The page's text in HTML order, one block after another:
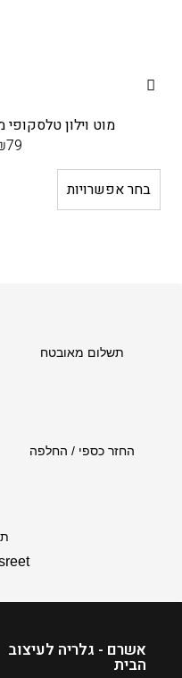
מוט וילון טלסקופי מתכוונן 19
79
בחר אפשרויות
תשלום מאובטח
החזר כספי / החלפה
אשרם - גלריה לעיצוב
הבית